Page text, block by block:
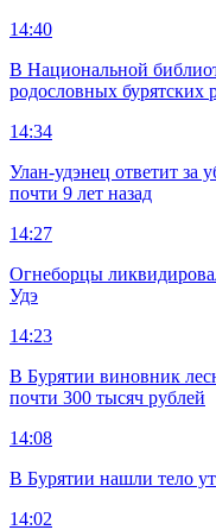
14:40
В Национальной
родословных бурятских
14:34
Улан-удэнец ответит за
почти 9 лет назад
14:27
Огнеборцы
Удэ
14:23
В Бурятии виновник
почти 300 тысяч рублей
14:08
В Бурятии нашли тело
14:02